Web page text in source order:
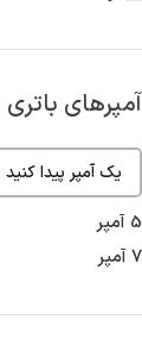
آمپرهای باتری
5 آمپر
7 آمپر